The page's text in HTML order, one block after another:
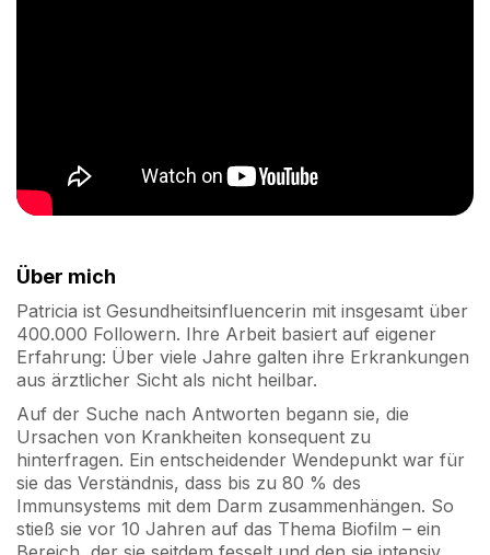
Über mich
Patricia ist Gesundheitsinfluencerin mit insgesamt über
400.000 Followern. Ihre Arbeit basiert auf eigener
Erfahrung: Über viele Jahre galten ihre Erkrankungen
aus ärztlicher Sicht als nicht heilbar.
Auf der Suche nach Antworten begann sie, die
Ursachen von Krankheiten konsequent zu
hinterfragen. Ein entscheidender Wendepunkt war für
sie das Verständnis, dass bis zu 80 % des
Immunsystems mit dem Darm zusammenhängen. So
stieß sie vor 10 Jahren auf das Thema Biofilm – ein